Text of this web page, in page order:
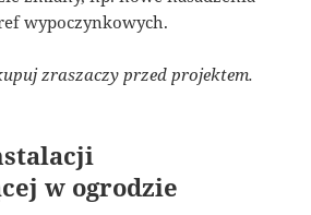
wypoczynkowych.
zraszaczy przed projektem.
w ogrodzie